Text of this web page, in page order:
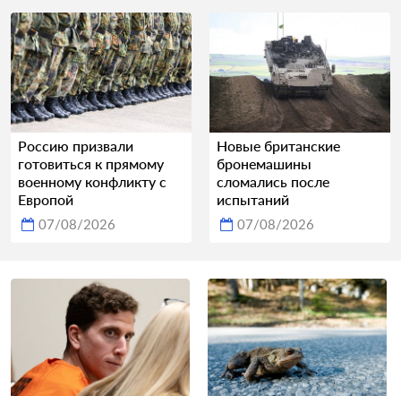
Россию призвали
готовиться к прямому
военному конфликту с
Европой
07/08/2026
Новые британские
бронемашины
сломались после
испытаний
07/08/2026